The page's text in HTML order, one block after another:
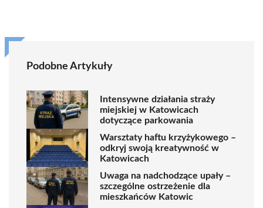
Podobne Artykuły
Intensywne działania straży
miejskiej w Katowicach
dotyczące parkowania
Warsztaty haftu krzyżykowego –
odkryj swoją kreatywność w
Katowicach
Uwaga na nadchodzące upały –
szczególne ostrzeżenie dla
mieszkańców Katowic